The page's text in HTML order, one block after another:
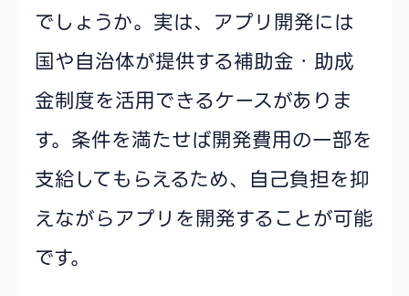
でしょうか。実は、アプリ開発には
国や自治体が提供する補助金・助成
金制度を活用できるケースがありま
す。条件を満たせば開発費用の一部を
支給してもらえるため、自己負担を抑
えながらアプリを開発することが可能
です。